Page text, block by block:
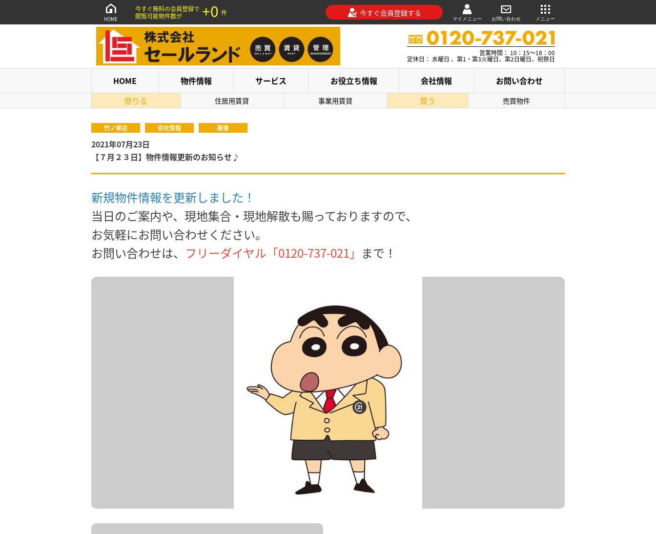
HOME
今すぐ無料の会員登録で
閲覧可能物件数が
+0 件 今すぐ会員登録する
マイメニュー お問い合わせ メニュー
営業時間： 10：15～18：00
定休日： 水曜日 、第1・第3火曜日、第2日曜日、祝祭日
HOME 物件情報 サービス お役立ち情報 会社情報
お問い合わせ
借りる
住居用賃貸 事業用賃貸 買う 売買物件
竹ノ塚店 会社情報 画像
2021年07月23日
【７月２３日】物件情報更新のお知らせ♪
新規物件情報を更新しました！
当日のご案内や、現地集合・現地解散も賜っておりますので、
お気軽にお問い合わせください。
お問い合わせは、 フリーダイヤル「0120-737-021」 まで！